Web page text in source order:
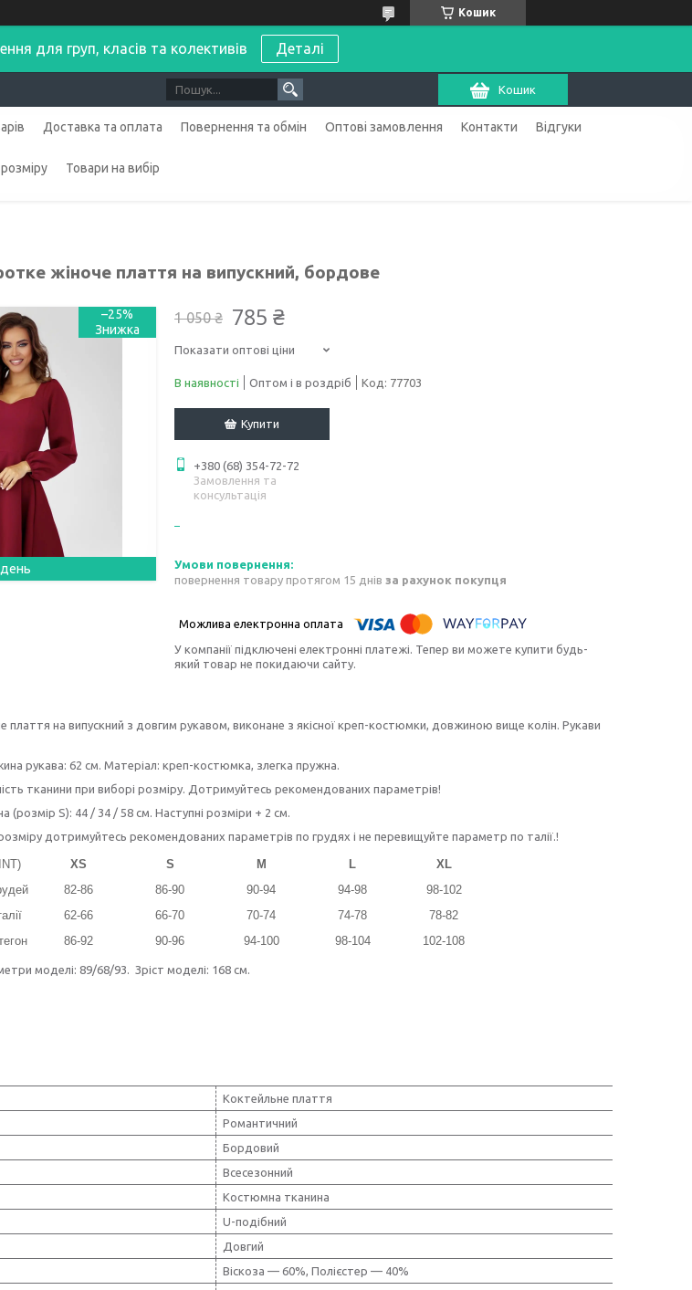
Кошик
для груп, класів та колективів Деталі
Кошик
Доставка та оплата Повернення та обмін Оптові замовлення Контакти Відгуки
Товари на вибір
жіноче плаття на випускний, бордове
–25% 1 050 ₴ 785 ₴
Показати оптові ціни
В наявності Оптом і в роздріб Код: 77703
Купити
+380 (68) 354-72-72
Замовлення та
консультація
повернення товару протягом 15 днів за рахунок покупця
У компанії підключені електронні платежі. Тепер ви можете купити будь-
який товар не покидаючи сайту.
плаття на випускний з довгим рукавом, виконане з якісної креп-костюмки, довжиною вище колін. Рукави
рукава: 62 см. Матеріал: креп-костюмка, злегка пружна.
тканини при виборі розміру. Дотримуйтесь рекомендованих параметрів!
(розмір S): 44 / 34 / 58 см. Наступні розміри + 2 см.
дотримуйтесь рекомендованих параметрів по грудях і не перевищуйте параметр по талії.!
XS S M L
XL
82-86 86-90 90-94 94-98
98-102
62-66 66-70 70-74 74-78
78-82
86-92 90-96 94-100 98-104 102-108
моделі: 89/68/93. Зріст моделі: 168 см.
Коктейльне плаття
Романтичний
Бордовий
Всесезонний
Костюмна тканина
U-подібний
Довгий
Віскоза — 60%, Полієстер — 40%